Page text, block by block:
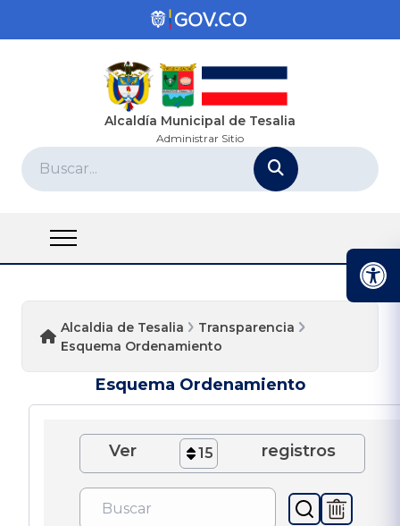
Alcaldía Municipal de Tesalia
Administrar Sitio
Alcaldia de Tesalia
Transparencia
Esquema Ordenamiento
Esquema Ordenamiento
Ver 15 registros